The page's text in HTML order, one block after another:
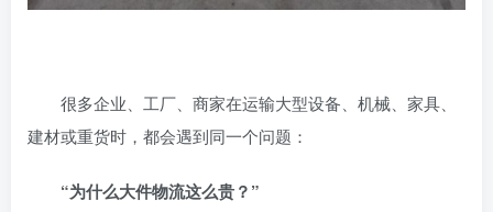
很多企业、工厂、商家在运输大型设备、机械、家具、
建材或重货时，都会遇到同一个问题：
“为什么大件物流这么贵？”